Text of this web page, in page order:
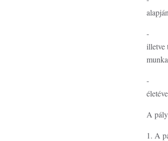
- a
illetve
-
A
1. A